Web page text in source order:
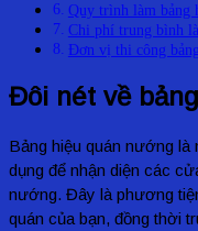
Quy trình làm bảng
Chi phí trung bình
Đơn vị thi công
Đôi nét về
Bảng hiệu quán nướng
dụng để nhận diện các
nướng. Đây là phương
quán của bạn, đồng thời